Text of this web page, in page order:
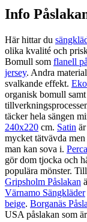
Info
Här hittar du
olika kvalité och
Bomull som flanell
jersey. Andra
svalkande effekt.
organisk bomull
täcker hela sängen
240x220 cm. Satin
mycket tätvävda
man kan sova i.
gör dom tjocka och
populära mönster.
Gripsholm Påslakan
Värnamo Sängkläder
beige. Borganäs
USA påslakan som